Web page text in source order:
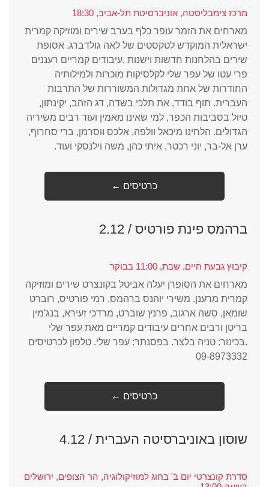
מרכז צימבליסטה, אוניברסיטת תל-אביב, 18:30
מארחים את הזמר עופר כלף בערב שירים ומוזיקה קמרית
ישראלית המוקדש לטקסטים של לאה גולדברג. אסופת
שירים בהלחנות חדשות וישנות ,עיבודים קמריים רעננים
פרי עטו של עפר שלי לקלסיקות מוכרות ולמילותיה
החודרות של אחת מגדולות המשוררות של התרבות
העברית. תוף בודד, את תלכי בשדה, דג הזהב, יקינתון,
טיול בסביבות הכפר, למי שאינו מאמין ועוד רבים משיריה
הגדולים. הלחינו מיכאל וולפה, אלכס ווסרמן, ברי סחרוף,
ערן אל-בר, יוני רכטר, איתי כהן, משה וילנסקי ועוד.
← כרטיסים
ברהמס פינת פורטיס / 2.12
קיבוץ גבעת חיים, שבת, 11:00 בבוקר
מארחים את הסופרן יעלה אביטל בקונצרט שירים ומוזיקה
קמרית מרענן. משירי יוהנס ברהמס, רמי פורטיס, רוברט
שומאן, סשה ארגוב, פרנץ שוברט, מרדכי זעירא, בנג'מין
בריטן ורבים אחרים עיבודים קמריים מאת עפר שלי
.בכינור: טניה בלצר. בפסנתר: עפר שלי. טלפון לכרטיסים
09-8973332
← כרטיסים
שוסון באוניברסיטה העברית / 4.12
סדרת קונצרטי יום ב' בחוג למוזיקולוגיה, הר הצופים, ירושלים